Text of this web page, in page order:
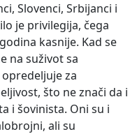
Slovenci, Srbijanci i
je privilegija, čega
kasnije. Kad se
na suživot sa
za
što ne znači da i
i šovinista. Oni su i
ali su